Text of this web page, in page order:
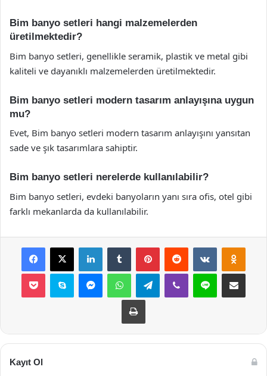
Bim banyo setleri hangi malzemelerden
üretilmektedir?
Bim banyo setleri, genellikle seramik, plastik ve metal gibi
kaliteli ve dayanıklı malzemelerden üretilmektedir.
Bim banyo setleri modern tasarım anlayışına uygun
mu?
Evet, Bim banyo setleri modern tasarım anlayışını yansıtan
sade ve şık tasarımlara sahiptir.
Bim banyo setleri nerelerde kullanılabilir?
Bim banyo setleri, evdeki banyoların yanı sıra ofis, otel gibi
farklı mekanlarda da kullanılabilir.
Facebook
X LinkedInTumblr PinterestReddit VKontakte
Pocket Skype MessengerWhatsAppTelegramViber Line E-Posta ile
Yazdır
Kayıt Ol